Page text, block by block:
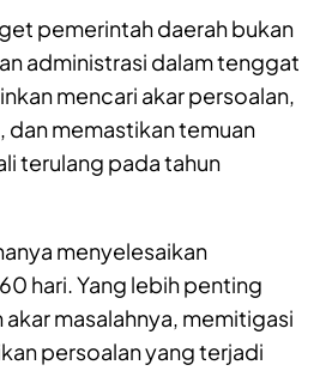
pemerintah daerah bukan
administrasi dalam tenggat
mencari akar persoalan,
dan memastikan temuan
terulang pada tahun
menyelesaikan
hari. Yang lebih penting
masalahnya, memitigasi
persoalan yang terjadi